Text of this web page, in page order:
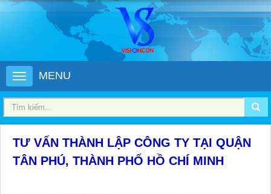
MENU
TƯ VẤN THÀNH LẬP CÔNG TY TẠI QUẬN
TÂN PHÚ, THÀNH PHỐ HỒ CHÍ MINH